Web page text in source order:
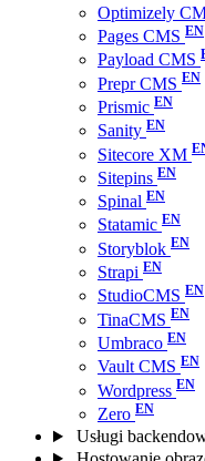
Optimizely
Pages CMS
Payload CMS
Prepr CMS
Prismic
Sanity
Sitecore XM
Sitepins
Spinal
Statamic
Storyblok
Strapi
StudioCMS
TinaCMS
Umbraco
Vault CMS
Wordpress
Zero
Usługi